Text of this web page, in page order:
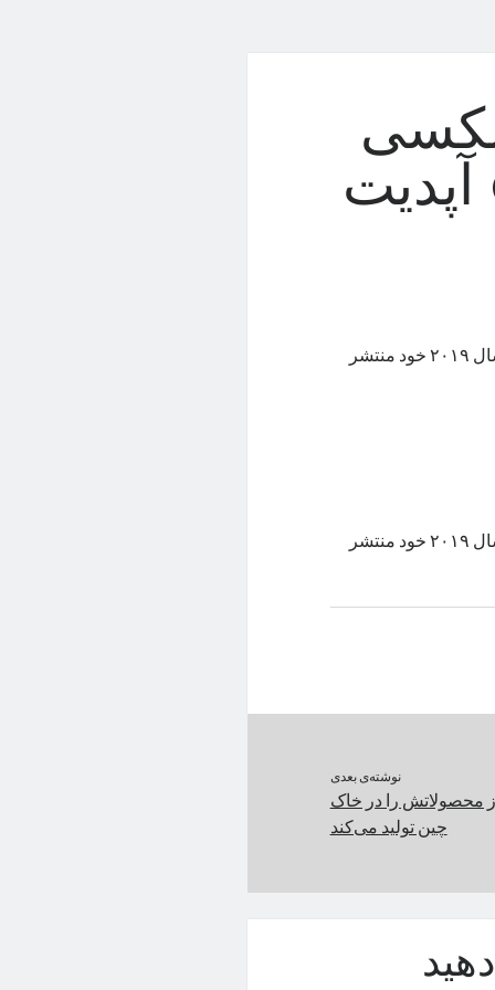
A51 را به One UI 5.1.1 آپدیت
سامسونگ به‌طور غیرمنتظره‌ای به‌روزرسانی جدیدی برای میان‌رده‌ی سال ۲۰۱۹ خود منتشر
سامسونگ به‌طور غیرمنتظره‌ای به‌روزرسانی جدیدی برای میان‌رده‌ی سال ۲۰۱۹ خود منتشر
نوشته‌ی بعدی
۹۵ درصد از محصولاتش را در خاک
چین تولید می‌کند